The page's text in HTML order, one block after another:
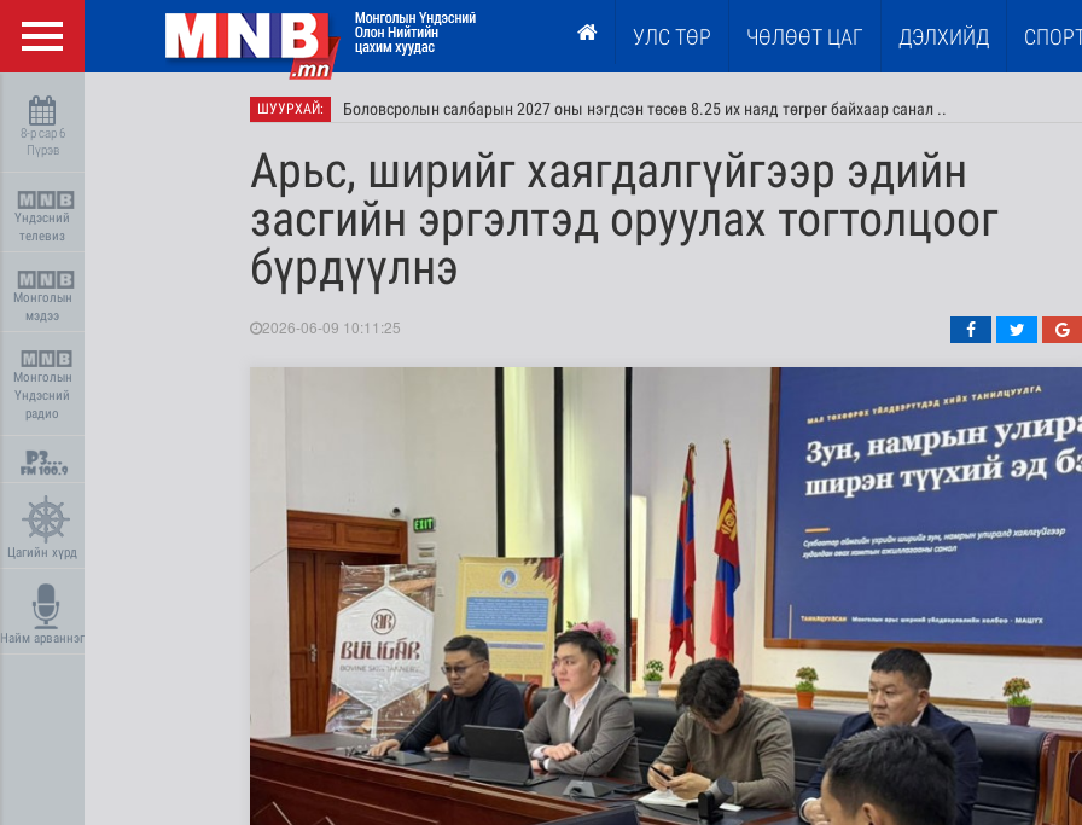
УЛС ТӨР ЧӨЛӨӨТ ЦАГ ДЭЛХИЙД
8-р сар 6
Пүрэв
Үндэсний
телевиз
Монголын
мэдээ
Монголын
Үндэсний
радио
Цагийн хүрд
Найм арваннэг
ШУУРХАЙ: Боловсролын салбарын 2027 оны нэгдсэн төсөв 8.25 их наяд төгрөг байхаар санал ..
“Сэлбэ хот” төслийн нийт гүйцэтгэл 37 орчим хувьтай үргэлжилж байна
Арьс, ширийг хаягдалгүйгээр эдийн
засгийн эргэлтэд оруулах тогтолцоог
бүрдүүлнэ
2026-06-09 10:11:25